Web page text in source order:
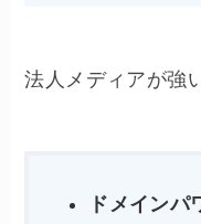
法人メディアが強
ドメイン